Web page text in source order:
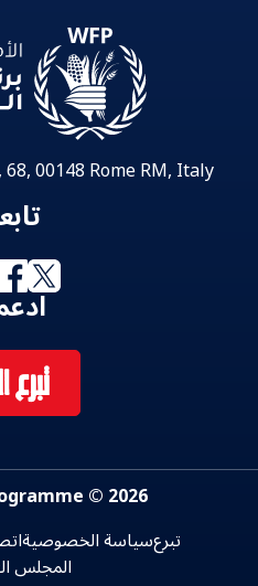
00148 Rome RM, Italy
تبرع
2026 © World Food Programme
تبرعسياسة الخصوصية
المجلس